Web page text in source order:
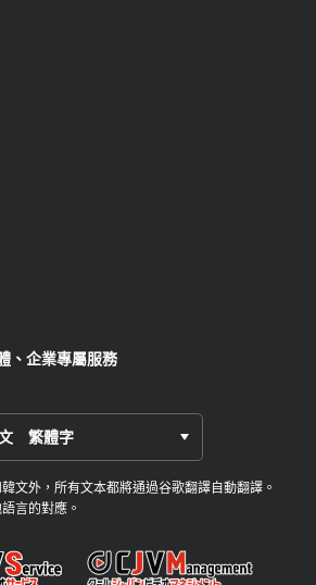
、企業專屬服務
繁體字
文外，所有文本都將通過谷歌翻譯自動翻譯。
言的對應。